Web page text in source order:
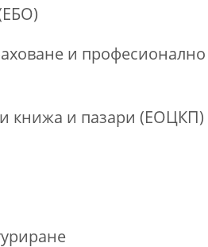
и професионално
книжа и пазари (ЕОЦКП)